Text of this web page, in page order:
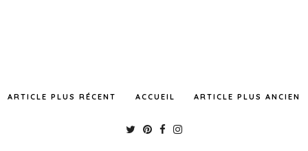
ARTICLE PLUS RÉCENT ARTICLE PLUS ANCIEN
ACCUEIL